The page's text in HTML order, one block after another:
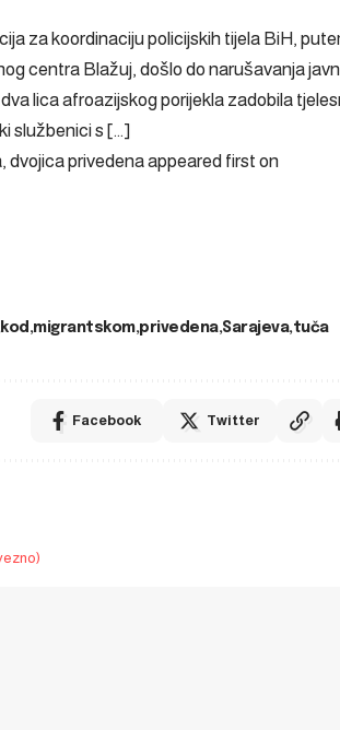
za koordinaciju policijskih tijela BiH,
centra Blažuj, došlo do narušavanja
lica afroazijskog porijekla zadobila
službenici s […]
dvojica privedenaappeared first on
kod migrantskom privedena Sarajeva tuča
Facebook Twitter